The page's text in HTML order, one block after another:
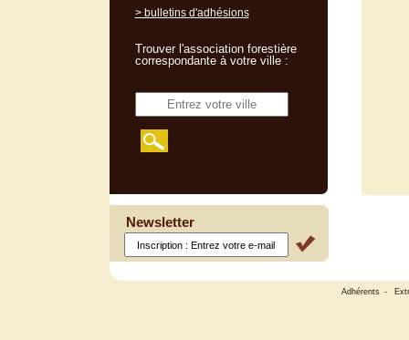
> bulletins d'adhésions
Trouver l'association forestière
correspondante à votre ville :
Newsletter
Adhérents -